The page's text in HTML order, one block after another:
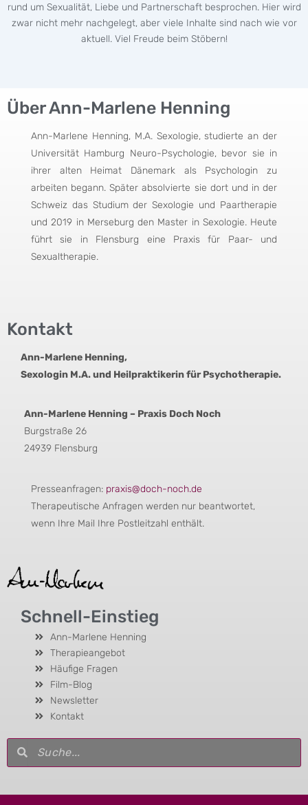
rund um Sexualität, Liebe und Partnerschaft besprochen. Hier wird
zwar nicht mehr nachgelegt, aber viele Inhalte sind nach wie vor
aktuell. Viel Freude beim Stöbern!
Über Ann-Marlene Henning
Ann-Marlene Henning, M.A. Sexologie, studierte an der
Universität Hamburg Neuro-Psychologie, bevor sie in
ihrer alten Heimat Dänemark als Psychologin zu
arbeiten begann. Später absolvierte sie dort und in der
Schweiz das Studium der Sexologie und Paartherapie
und 2019 in Merseburg den Master in Sexologie. Heute
führt sie in Flensburg eine Praxis für Paar- und
Sexualtherapie.
Kontakt
Ann-Marlene Henning,
Sexologin M.A. und Heilpraktikerin für Psychotherapie.
Ann-Marlene Henning – Praxis Doch Noch
Burgstraße 26
24939 Flensburg
Presseanfragen: praxis@doch-noch.de
Therapeutische Anfragen werden nur beantwortet,
wenn Ihre Mail Ihre Postleitzahl enthält.
Schnell-Einstieg
Ann-Marlene Henning
Therapieangebot
Häufige Fragen
Film-Blog
Newsletter
Kontakt
SucheSuche